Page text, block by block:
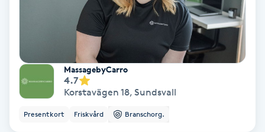
Personal shopper
Picolaser MassagebyCarro
4.7
Korstavägen 18, Sundsvall
Presentkort Friskvård Branschorg.